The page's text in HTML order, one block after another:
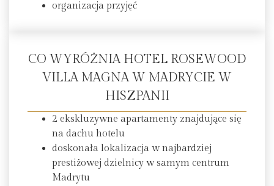
organizacja przyjęć
CO WYRÓŻNIA HOTEL ROSEWOOD
VILLA MAGNA W MADRYCIE W
HISZPANII
2 ekskluzywne apartamenty znajdujące się
na dachu hotelu
doskonała lokalizacja w najbardziej
prestiżowej dzielnicy w samym centrum
Madrytu